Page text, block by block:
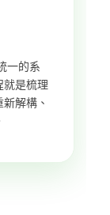
一的系
就是梳理
解構、